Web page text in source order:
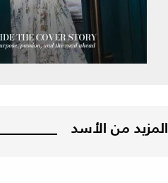
المزيد من الأسد